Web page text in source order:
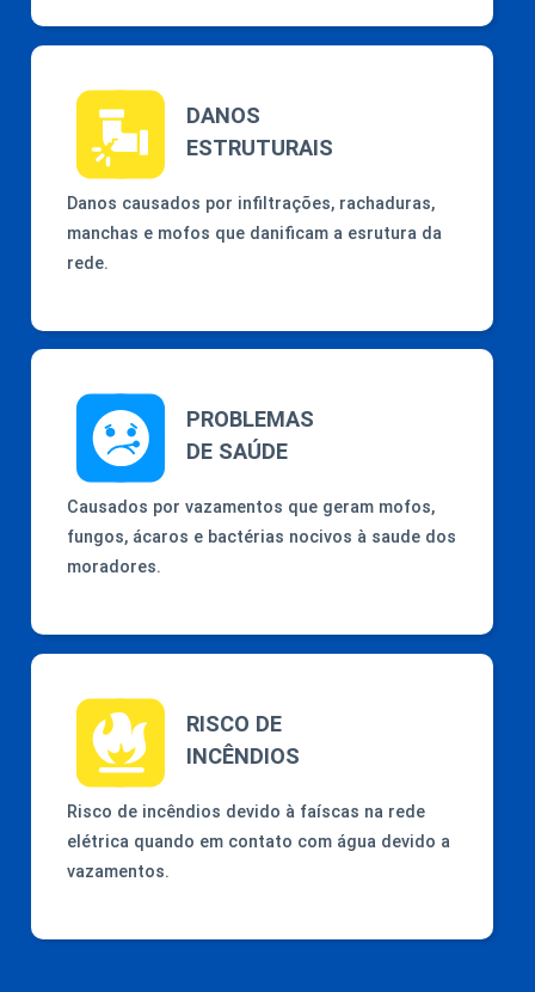
DANOS
ESTRUTURAIS
Danos causados por infiltrações, rachaduras,
manchas e mofos que danificam a esrutura da
rede.
PROBLEMAS
DE SAÚDE
Causados por vazamentos que geram mofos,
fungos, ácaros e bactérias nocivos à saude dos
moradores.
RISCO DE
INCÊNDIOS
Risco de incêndios devido à faíscas na rede
elétrica quando em contato com água devido a
vazamentos.